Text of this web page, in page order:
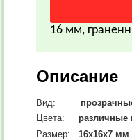
16 мм,
Описание
Вид:
Цвета: различные
Размер: 16х16х7 мм